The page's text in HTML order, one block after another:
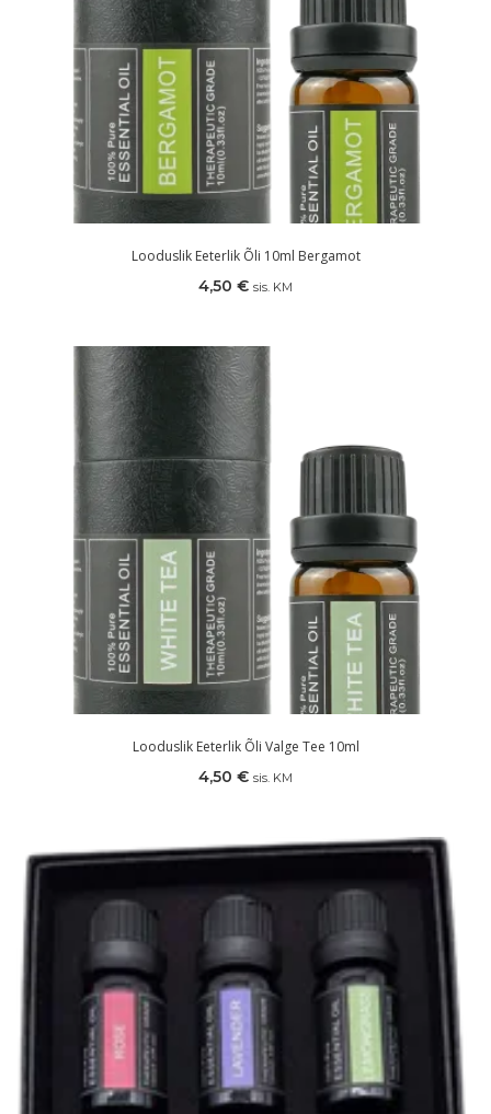
Looduslik Eeterlik Õli 10ml Bergamot
4,50 € sis. KM
Looduslik Eeterlik Õli Valge Tee 10ml
4,50 € sis. KM